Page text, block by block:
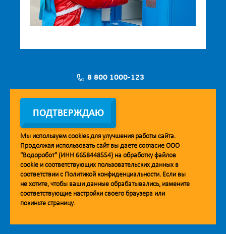
8 800 1000-123
Заявка на установку
Мобильное приложение Vodorobot
ПОДТВЕРЖДАЮ
Мы используем cookiesдля улучшения работы сайта.
Продолжая использовать сайт вы даете согласие ООО
"Водоробот" (ИНН 6658448554) на обработку файлов
cookie и соответствующих пользовательских данных в
соответствии с Политикой конфиденциальности. Если вы
не хотите, чтобы ваши данные обрабатывались, измените
соответствующие настройки своего браузера или
покиньте страницу.